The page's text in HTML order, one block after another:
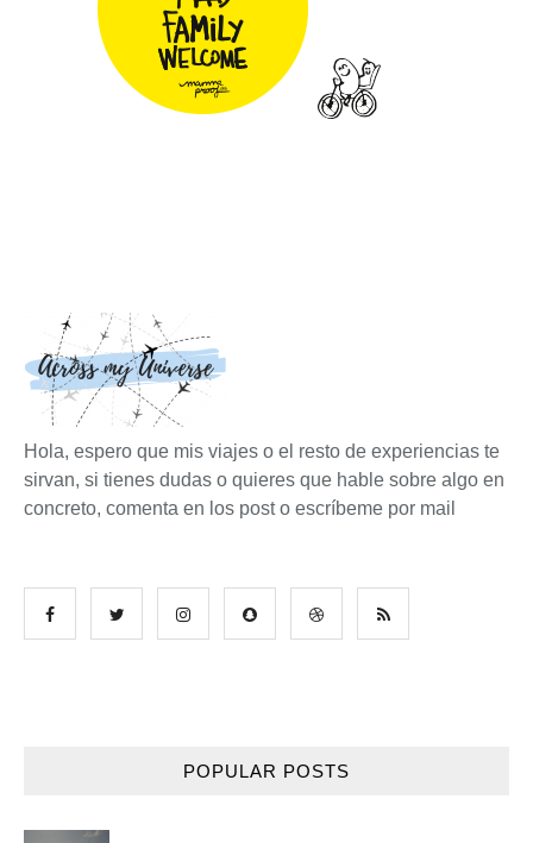
Hola, espero que mis viajes o el resto de experiencias te
sirvan, si tienes dudas o quieres que hable sobre algo en
concreto, comenta en los post o escríbeme por mail
POPULAR POSTS